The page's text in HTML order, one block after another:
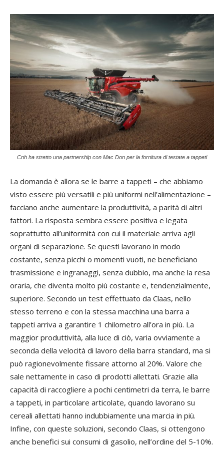
Cnh ha stretto una partnership con Mac Don per la fornitura di testate a tappeti
La domanda è allora se le barre a tappeti – che abbiamo
visto essere più versatili e più uniformi nell’alimentazione –
facciano anche aumentare la produttività, a parità di altri
fattori. La risposta sembra essere positiva e legata
soprattutto all’uniformità con cui il materiale arriva agli
organi di separazione. Se questi lavorano in modo
costante, senza picchi o momenti vuoti, ne beneficiano
trasmissione e ingranaggi, senza dubbio, ma anche la resa
oraria, che diventa molto più costante e, tendenzialmente,
superiore. Secondo un test effettuato da Claas, nello
stesso terreno e con la stessa macchina una barra a
tappeti arriva a garantire 1 chilometro all’ora in più. La
maggior produttività, alla luce di ciò, varia ovviamente a
seconda della velocità di lavoro della barra standard, ma si
può ragionevolmente fissare attorno al 20%. Valore che
sale nettamente in caso di prodotti allettati. Grazie alla
capacità di raccogliere a pochi centimetri da terra, le barre
a tappeti, in particolare articolate, quando lavorano su
cereali allettati hanno indubbiamente una marcia in più.
Infine, con queste soluzioni, secondo Claas, si ottengono
anche benefici sui consumi di gasolio, nell’ordine del 5-10%.